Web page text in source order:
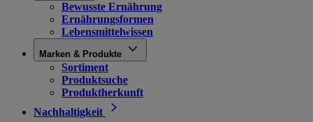
Bewusste Ernährung
Ernährungsformen
Lebensmittelwissen
Marken & Produkte
Sortiment
Produktsuche
Produktherkunft
Nachhaltigkeit